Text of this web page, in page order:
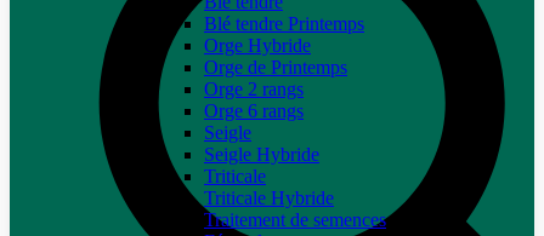
Blé tendre Printemps
Orge Hybride
Orge de Printemps
Orge 2 rangs
Orge 6 rangs
Seigle
Seigle Hybride
Triticale
Triticale Hybride
Traitement de semences